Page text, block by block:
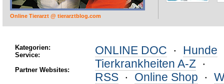
Online Tierarzt @ tierarztblog.com
Kategorien:
Service:
Partner Websites:
ONLINE DOC · Hunde
Tierkrankheiten A-Z ·
RSS · Online Shop ·